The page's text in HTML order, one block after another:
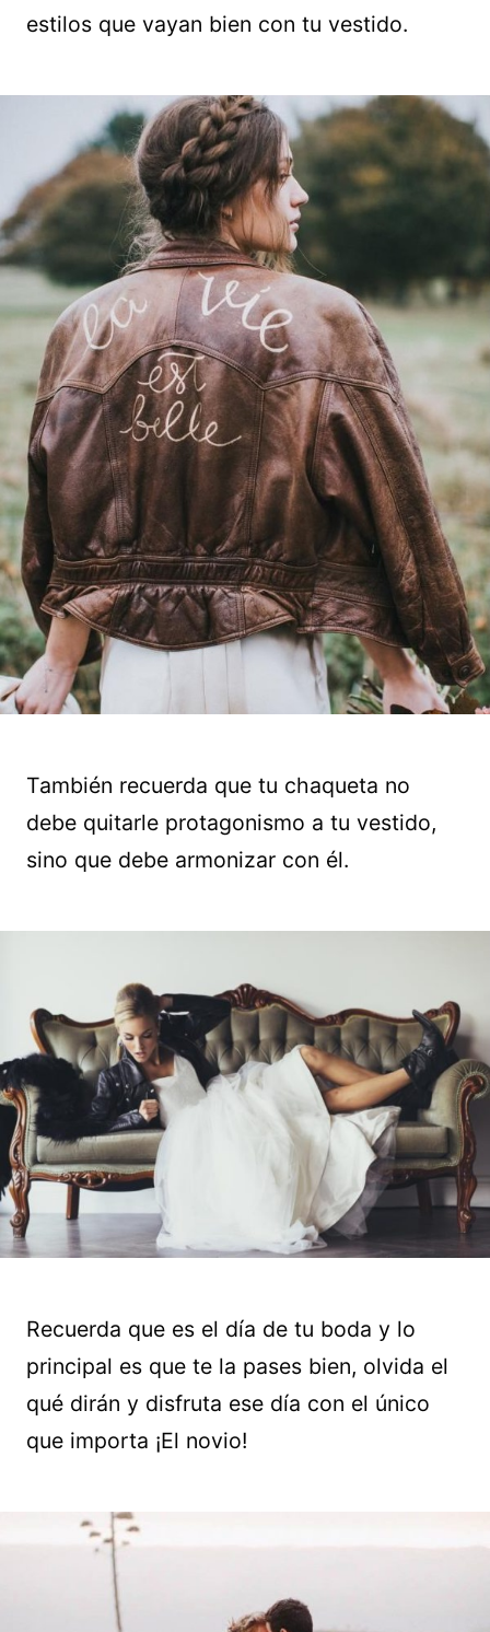
estilos que vayan bien con tu vestido.
También recuerda que tu chaqueta no
debe quitarle protagonismo a tu vestido,
sino que debe armonizar con él.
Recuerda que es el día de tu boda y lo
principal es que te la pases bien, olvida el
qué dirán y disfruta ese día con el único
que importa ¡El novio!